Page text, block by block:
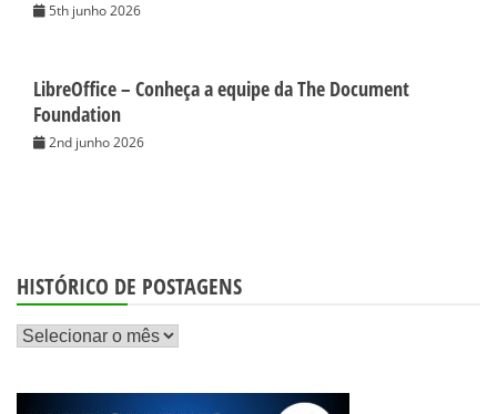
5th junho 2026
LibreOffice – Conheça a equipe da The Document
Foundation
2nd junho 2026
HISTÓRICO DE POSTAGENS
Histórico
postagens